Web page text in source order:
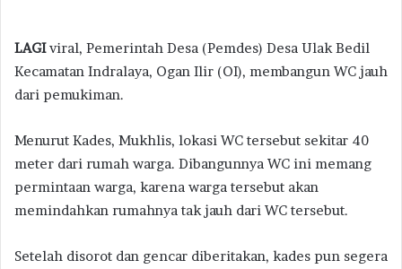
LAGIviral, Pemerintah Desa (Pemdes) Desa Ulak Bedil
Kecamatan Indralaya, Ogan Ilir (OI), membangun WC jauh
dari pemukiman.
Menurut Kades, Mukhlis, lokasi WC tersebut sekitar 40
meter dari rumah warga. Dibangunnya WC ini memang
permintaan warga, karena warga tersebut akan
memindahkan rumahnya tak jauh dari WC tersebut.
Setelah disorot dan gencar diberitakan, kades pun segera